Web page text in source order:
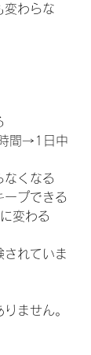
変わらな
間→1日中
なくなる
ープできる
変わる
されていま
ません。